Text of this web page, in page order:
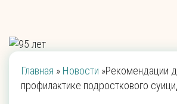
Главная » Новости »Рекомендации
профилактике подросткового